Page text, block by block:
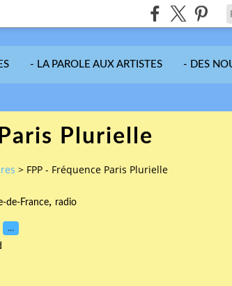
- LA PAROLE AUX ARTISTES - DES
Plurielle
> FPP - Fréquence Paris Plurielle
de-France, radio
…